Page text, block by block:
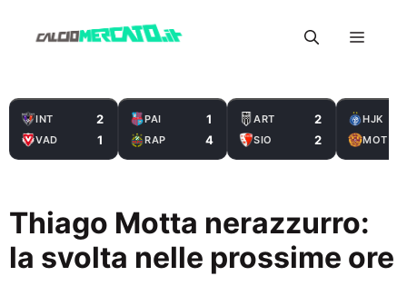
Menu
INT 2
VAD 1
PAI 1
RAP 4
ART 2
SIO 2
HJK
MOT
Thiago Motta nerazzurro:
la svolta nelle prossime ore